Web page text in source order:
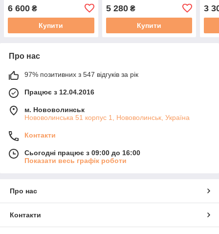
6 600 ₴
Купити
5 280₴
Купити
3
Про нас
97% позитивних з 547 відгуків за рік
Працює з 12.04.2016
м. Нововолинськ
Нововолинська 51 корпус 1, Нововолинськ, Україна
Контакти
Сьогодні працює з 09:00 до 16:00
Показати весь графік роботи
Про нас
Контакти